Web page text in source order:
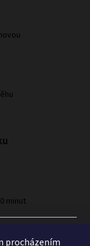
procházením
minut